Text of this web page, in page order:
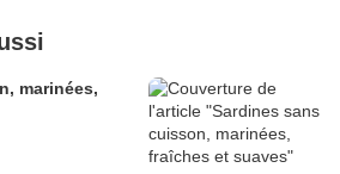
marinées,